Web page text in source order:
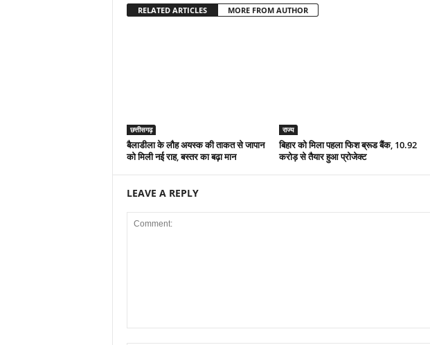
RELATED ARTICLES MORE FROM AUTHOR
छत्तीसगढ़
बैलाडीला के लौह अयस्क की ताकत से जापान
को मिली नई राह, बस्तर का बढ़ा मान
राज्य
बिहार को मिला पहला फिश ब्रूड बैंक, 10.92
करोड़ से तैयार हुआ प्रोजेक्ट
LEAVE A REPLY